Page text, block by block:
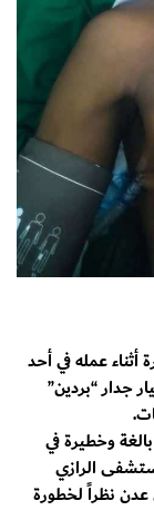
عمله في أحد
جدار “بردين”
وخطيرة في
الرازي
نظراً لخطورة